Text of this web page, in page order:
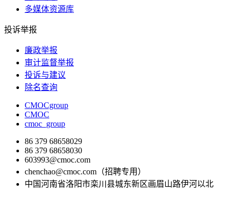
多媒体资源库
投诉举报
廉政举报
审计监督举报
投诉与建议
除名查询
CMOCgroup
CMOC
cmoc_group
86 379 68658029
86 379 68658030
603993@cmoc.com
chenchao@cmoc.com（招聘专用）
中国河南省洛阳市栾川县城东新区画眉山路伊河以北